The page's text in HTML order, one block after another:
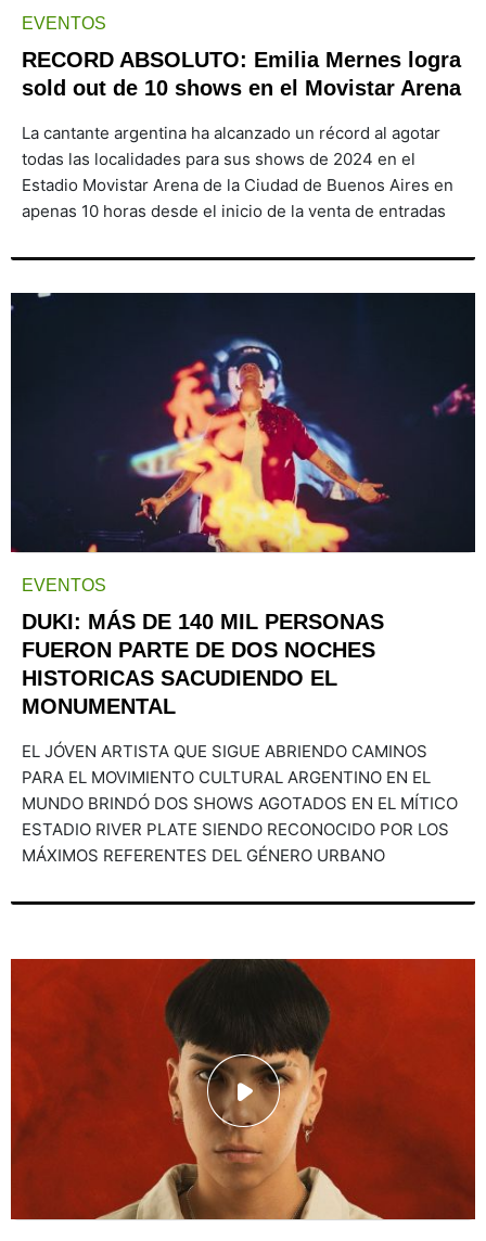
EVENTOS
RECORD ABSOLUTO: Emilia Mernes logra
sold out de 10 shows en el Movistar Arena
La cantante argentina ha alcanzado un récord al agotar
todas las localidades para sus shows de 2024 en el
Estadio Movistar Arena de la Ciudad de Buenos Aires en
apenas 10 horas desde el inicio de la venta de entradas
EVENTOS
DUKI: MÁS DE 140 MIL PERSONAS
FUERON PARTE DE DOS NOCHES
HISTORICAS SACUDIENDO EL
MONUMENTAL
EL JÓVEN ARTISTA QUE SIGUE ABRIENDO CAMINOS
PARA EL MOVIMIENTO CULTURAL ARGENTINO EN EL
MUNDO BRINDÓ DOS SHOWS AGOTADOS EN EL MÍTICO
ESTADIO RIVER PLATE SIENDO RECONOCIDO POR LOS
MÁXIMOS REFERENTES DEL GÉNERO URBANO